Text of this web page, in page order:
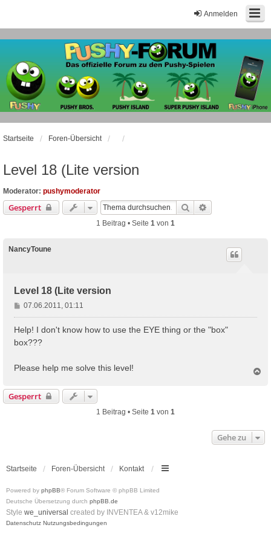
Anmelden
Startseite Foren-Übersicht
Level 18 (Lite version
Moderator: pushymoderator
Gesperrt Suche
1 Beitrag • Seite 1 von 1
NancyToune
Level 18 (Lite version
B
e
r
g
07.06.2011, 01:11
Help! I don't know how to use the EYE thing or the "box"
box???
Please help me solve this level!
e
Gesperrt
1 Beitrag • Seite 1 von 1
Gehe zu
Startseite Foren-Übersicht Kontakt
Powered by phpBB® Forum Software © phpBB Limited
Deutsche Übersetzung durch phpBB.de
Style we_universal created by INVENTEA & v12mike
Datenschutz Nutzungsbedingungen